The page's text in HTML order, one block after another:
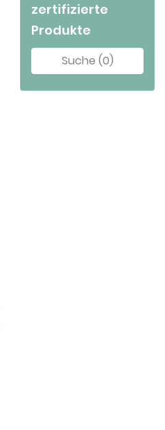
zertifizierte
Produkte
Suche (0)